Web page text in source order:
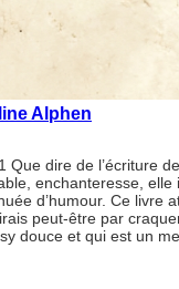
Alphen
Que dire de l’écriture
enchanteresse, elle
d’humour. Ce livre
peut-être par
douce et qui est un